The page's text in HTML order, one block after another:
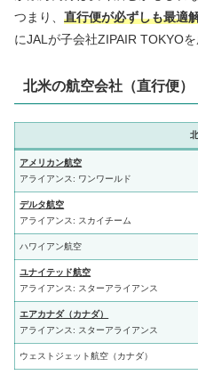
つまり、 直行便が必ずしも最適
にJALが子会社ZIPAIR TOKYO
北米の航空会社（直行便）
アメリカン航空
アライアンス: ワンワールド
デルタ航空
アライアンス: スカイチーム
ハワイアン航空
ユナイテッド航空
アライアンス: スターアライアンス
エアカナダ（カナダ）
アライアンス: スターアライアンス
ウェストジェット航空（カナダ）